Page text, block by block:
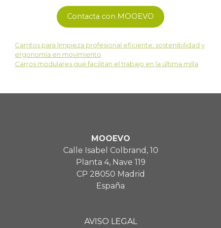
Contacta con MOOEVO
Carritos para limpieza profesional eficiente: sostenibilidad y
ergonomía en movimiento
Carros modulares que facilitan el trabajo en la última milla
MOOEVO
Calle Isabel Colbrand, 10
Planta 4, Nave 119
CP 28050 Madrid
España
AVISO LEGAL